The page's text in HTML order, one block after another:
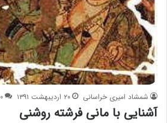
شمشاد امیری خراسانی ۲۰ اردیبهشت ۱۳۹۱ ۰
آشنایی با مانی فرشته روشنی